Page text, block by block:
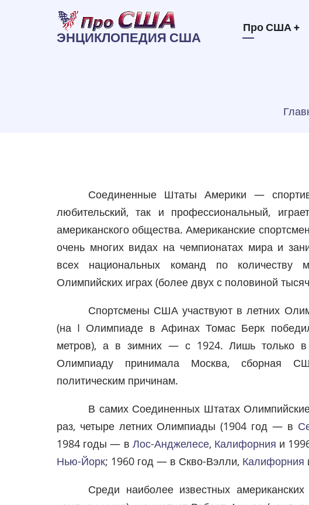
ЭНЦИКЛОПЕДИЯ США
Основная
Про США +
Соединенные Штаты Америки —
любительский, так и профессиональный,
американского общества. Американские
очень многих видах на чемпионатах мира и
всех национальных команд по количеству
Олимпийских играх (более двух с половиной
Спортсмены США участвуют в летних
(на I Олимпиаде в Афинах Томас Берк
метров), а в зимних — с 1924. Лишь только в
Олимпиаду принимала Москва, сборная
политическим причинам.
В самих Соединенных Штатах
раз, четыре летних Олимпиады (1904 год — в
1984 годы — в Лос-Анджелесе, Калифорния и
Нью-Йорк; 1960 год — в Скво-Вэлли, Калифорния
Среди наиболее известных